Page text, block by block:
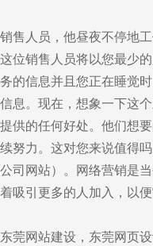
售人员，他昼夜不停地
位销售人员将以您最少
的信息并且您正在睡觉
息。现在，想象一下这
供的任何好处。他们想
努力。这对您来说值得
司网站）。网络营销是
吸引更多的人加入，以
莞网站建设，东莞网页设
决方案的服务商